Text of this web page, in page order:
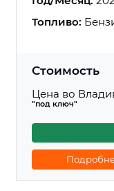
Топливо:
Стоимость
Цена во
"под ключ"